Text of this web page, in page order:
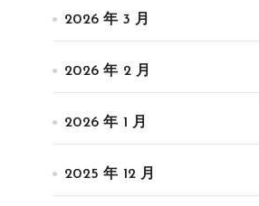
2026 年 3 月
2026 年 2 月
2026 年 1 月
2025 年 12 月